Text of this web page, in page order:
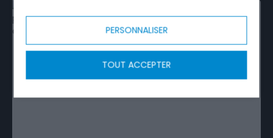
PERSONNALISER
TOUT ACCEPTER
MICRO-STATION · 1 À 50 EH